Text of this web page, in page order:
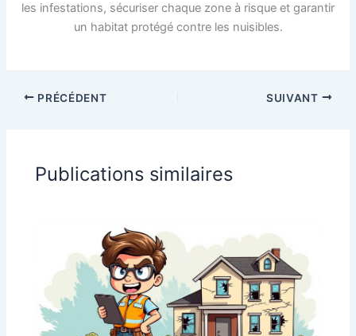
les infestations, sécuriser chaque zone à risque et garantir
un habitat protégé contre les nuisibles.
PRÉCÉDENT SUIVANT
Publications similaires